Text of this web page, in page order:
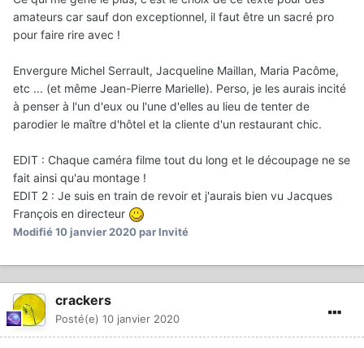
amateurs car sauf don exceptionnel, il faut être un sacré pro
pour faire rire avec !
Envergure Michel Serrault, Jacqueline Maillan, Maria Pacôme,
etc ... (et même Jean-Pierre Marielle). Perso, je les aurais incité
à penser à l'un d'eux ou l'une d'elles au lieu de tenter de
parodier le maître d'hôtel et la cliente d'un restaurant chic.
EDIT : Chaque caméra filme tout du long et le découpage ne se
fait ainsi qu'au montage !
EDIT 2 : Je suis en train de revoir et j'aurais bien vu Jacques
François en directeur
Modifié10 janvier 2020par Invité
crackers
Posté(e) 10 janvier 2020